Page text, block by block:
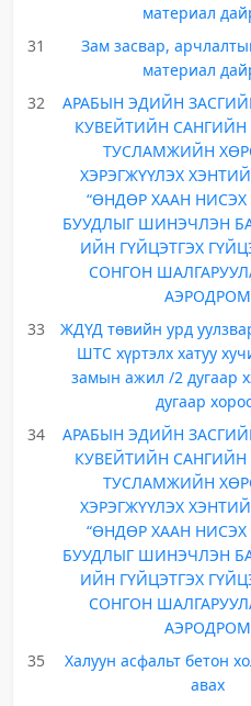
материал
31
Зам засвар,
материал
32
АРАБЫН ЭДИЙН
КУВЕЙТИЙН САНГИЙН
ТУСЛАМЖИЙН
ХЭРЭГЖҮҮЛЭХ
“ӨНДӨР ХААН
БУУДЛЫГ ШИНЭЧЛЭН
ИЙН ГҮЙЦЭТГЭХ
СОНГОН
АЭРОДРОМ
33
ЖДҮД төвийн урд
ШТС хүртэлх хатуу
замын ажил /2 дугаар
дугаар
34
АРАБЫН ЭДИЙН
КУВЕЙТИЙН САНГИЙН
ТУСЛАМЖИЙН
ХЭРЭГЖҮҮЛЭХ
“ӨНДӨР ХААН
БУУДЛЫГ ШИНЭЧЛЭН
ИЙН ГҮЙЦЭТГЭХ
СОНГОН
АЭРОДРОМ
35
Халуун асфальт бетон
авах